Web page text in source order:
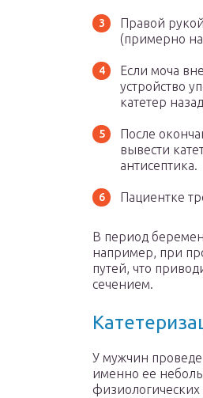
Правой
(примерно
Если моча
устройство
катетер
После
вывести
антисептика.
Пациентке
В период
например, при
путей, что
сечением.
У мужчин
именно ее